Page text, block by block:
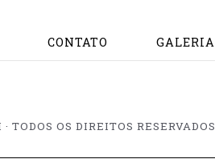
CONTATO GALERIA
OS DIREITOS RESERVADOS